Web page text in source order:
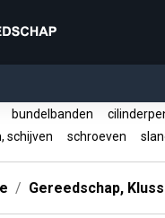
bundelbanden
schijven schroeven
Gereedschap,